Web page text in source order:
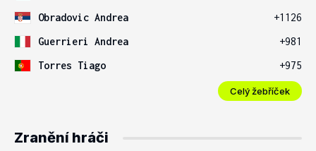
Obradovic Andrea
+1126
Guerrieri Andrea
+981
Torres Tiago
+975
Celý žebříček
Zranění hráči